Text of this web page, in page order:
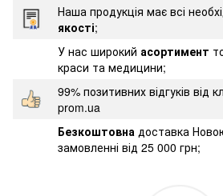
Наша продукція має всі
якості;
У нас широкий асортимент
краси та медицини;
99% позитивних відгуків від
prom.ua
Безкоштовна доставка
замовленні від 25 000 грн;